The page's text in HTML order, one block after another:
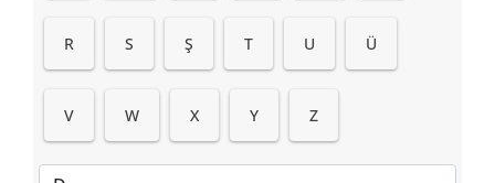
R S Ş T U Ü
V W X Y Z